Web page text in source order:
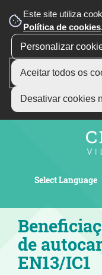
Este site utiliza
Política de cookies.
Personalizar
Aceitar todos os
Desativar cookies
de
EN13/IC1